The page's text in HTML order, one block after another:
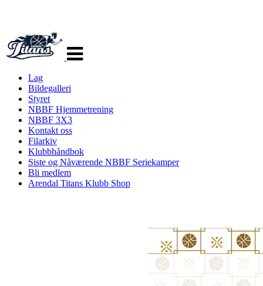
navigasjon
Lag
Bildegalleri
Styret
NBBF Hjemmetrening
NBBF 3X3
Kontakt oss
Filarkiv
Klubbhåndbok
Siste og Nåværende NBBF Seriekamper
Bli medlem
Arendal Titans Klubb Shop